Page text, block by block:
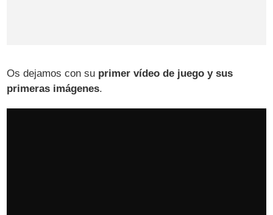
Os dejamos con su primer vídeo de juego y sus
primeras imágenes.